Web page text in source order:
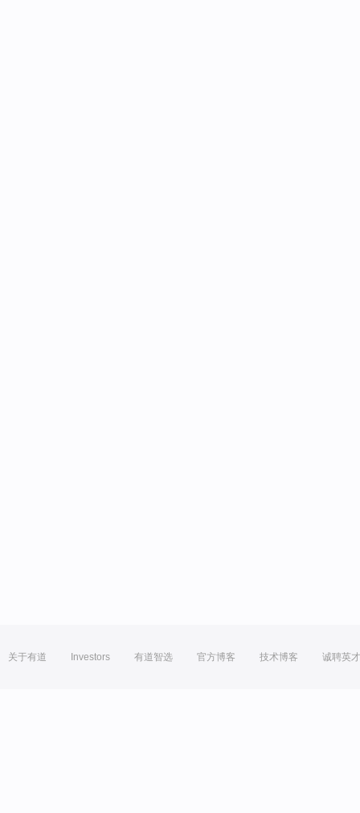
关于有道 Investors 有道智选 官方博客 技术博客 诚聘英才